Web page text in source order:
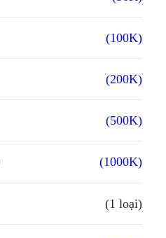
(100K)
(200K)
(500K)
(1000K)
(1 loại)